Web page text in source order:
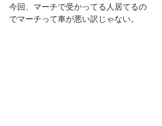
今回、マーチで受かってる人居てるの
でマーチって車が悪い訳じゃない。